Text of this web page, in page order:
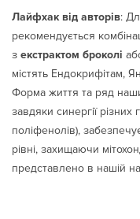
Лайфхак від авторів:
рекомендується
з екстрактом броколі
містять Ендокрифітам,
Форма життя та ряд
завдяки синергії різних
поліфенолів),
рівні, захищаючи
представлено в нашій